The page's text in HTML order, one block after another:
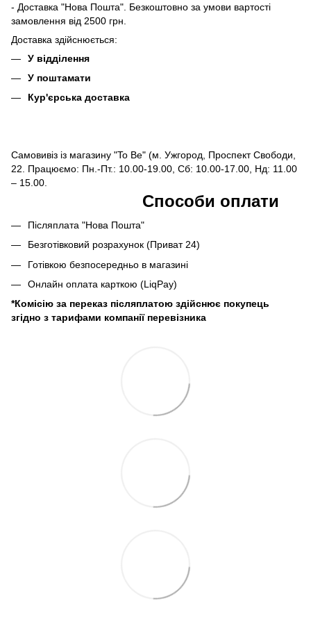
- Доставка "Нова Пошта". Безкоштовно за умови вартості
замовлення від 2500 грн.
Доставка здійснюється:
У відділення
У поштамати
Кур'єрська доставка
Самовивіз із магазину "To Be" (м. Ужгород, Проспект Свободи,
22. Працюємо: Пн.-Пт.: 10.00-19.00, Сб: 10.00-17.00, Нд: 11.00
– 15.00.
Способи оплати
Післяплата "Нова Пошта"
Безготівковий розрахунок (Приват 24)
Готівкою безпосередньо в магазині
Онлайн оплата карткою (LiqPay)
*Комісію за переказ післяплатою здійснює покупець
згідно з тарифами компанії перевізника